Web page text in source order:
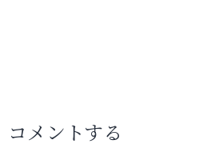
コメントする